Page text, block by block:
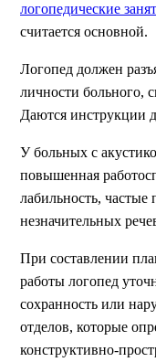
логопедические
считается основной.
Логопед должен
личности больного,
Даются инструкции
У больных с
повышенная
лабильность,
незначительных
При составлении
работы логопед
сохранность или
отделов, которые
конструктивно-